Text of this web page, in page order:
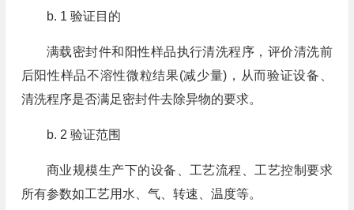
b. 1 验证目的
满载密封件和阳性样品执行清洗程序，评价清洗前
后阳性样品不溶性微粒结果(减少量)，从而验证设备、
清洗程序是否满足密封件去除异物的要求。
b. 2 验证范围
商业规模生产下的设备、工艺流程、工艺控制要求
所有参数如工艺用水、气、转速、温度等。